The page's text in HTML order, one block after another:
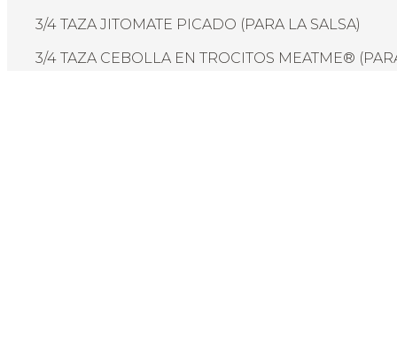
3/4 TAZA JITOMATE PICADO (PARA LA SALSA)
3/4 TAZA CEBOLLA EN TROCITOS MEATME®